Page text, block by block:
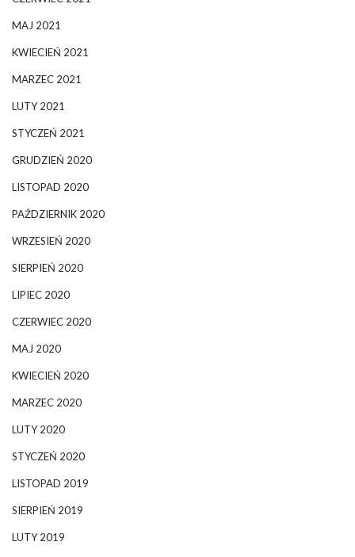
MAJ 2021
KWIECIEŃ 2021
MARZEC 2021
LUTY 2021
STYCZEŃ 2021
GRUDZIEŃ 2020
LISTOPAD 2020
PAŹDZIERNIK 2020
WRZESIEŃ 2020
SIERPIEŃ 2020
LIPIEC 2020
CZERWIEC 2020
MAJ 2020
KWIECIEŃ 2020
MARZEC 2020
LUTY 2020
STYCZEŃ 2020
LISTOPAD 2019
SIERPIEŃ 2019
LUTY 2019